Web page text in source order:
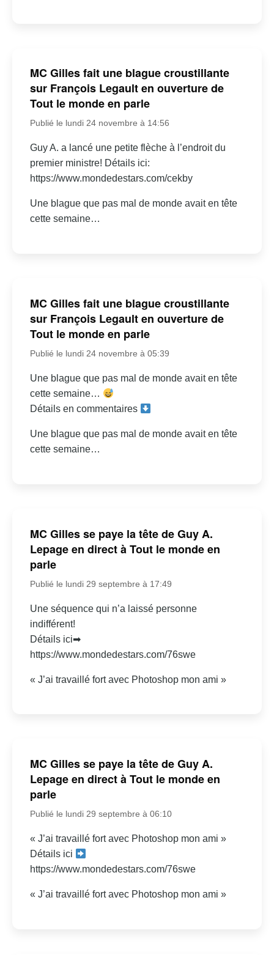
MC Gilles fait une blague croustillante
sur François Legault en ouverture de
Tout le monde en parle
Publié le lundi 24 novembre à 14:56
Guy A. a lancé une petite flèche à l’endroit du
premier ministre! Détails ici:
https://www.mondedestars.com/cekby
Une blague que pas mal de monde avait en tête
cette semaine…
MC Gilles fait une blague croustillante
sur François Legault en ouverture de
Tout le monde en parle
Publié le lundi 24 novembre à 05:39
Une blague que pas mal de monde avait en tête
cette semaine…
Détails en commentaires
Une blague que pas mal de monde avait en tête
cette semaine…
MC Gilles se paye la tête de Guy A.
Lepage en direct à Tout le monde en
parle
Publié le lundi 29 septembre à 17:49
Une séquence qui n’a laissé personne
indifférent!
Détails ici➡
https://www.mondedestars.com/76swe
« J’ai travaillé fort avec Photoshop mon ami »
MC Gilles se paye la tête de Guy A.
Lepage en direct à Tout le monde en
parle
Publié le lundi 29 septembre à 06:10
« J’ai travaillé fort avec Photoshop mon ami »
Détails ici
https://www.mondedestars.com/76swe
« J’ai travaillé fort avec Photoshop mon ami »